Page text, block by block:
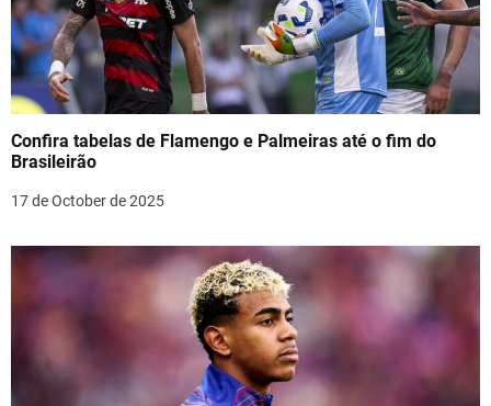
Confira tabelas de Flamengo e Palmeiras até o fim do
Brasileirão
17 de October de 2025